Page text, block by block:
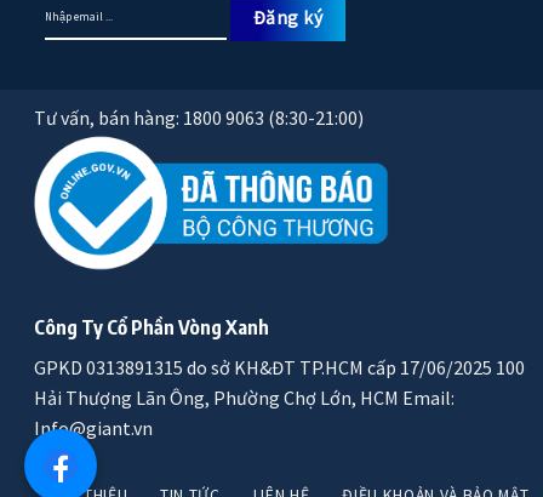
Tư vấn, bán hàng: 1800 9063 (8:30-21:00)
Công Ty Cổ Phần Vòng Xanh
GPKD 0313891315 do sở KH&ĐT TP.HCM cấp 17/06/2025 100
Hải Thượng Lãn Ông, Phường Chợ Lớn, HCM Email:
Info@giant.vn